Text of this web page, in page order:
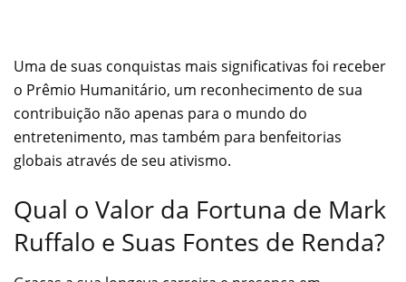
Uma de suas conquistas mais significativas foi receber
o Prêmio Humanitário, um reconhecimento de sua
contribuição não apenas para o mundo do
entretenimento, mas também para benfeitorias
globais através de seu ativismo.
Qual o Valor da Fortuna de Mark
Ruffalo e Suas Fontes de Renda?